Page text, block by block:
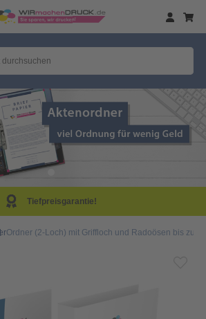
Ordner (2-Loch) mit Griffloch und Radoösen bis zu